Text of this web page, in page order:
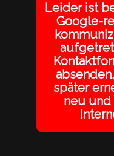
Leider ist
Google-
später
neu